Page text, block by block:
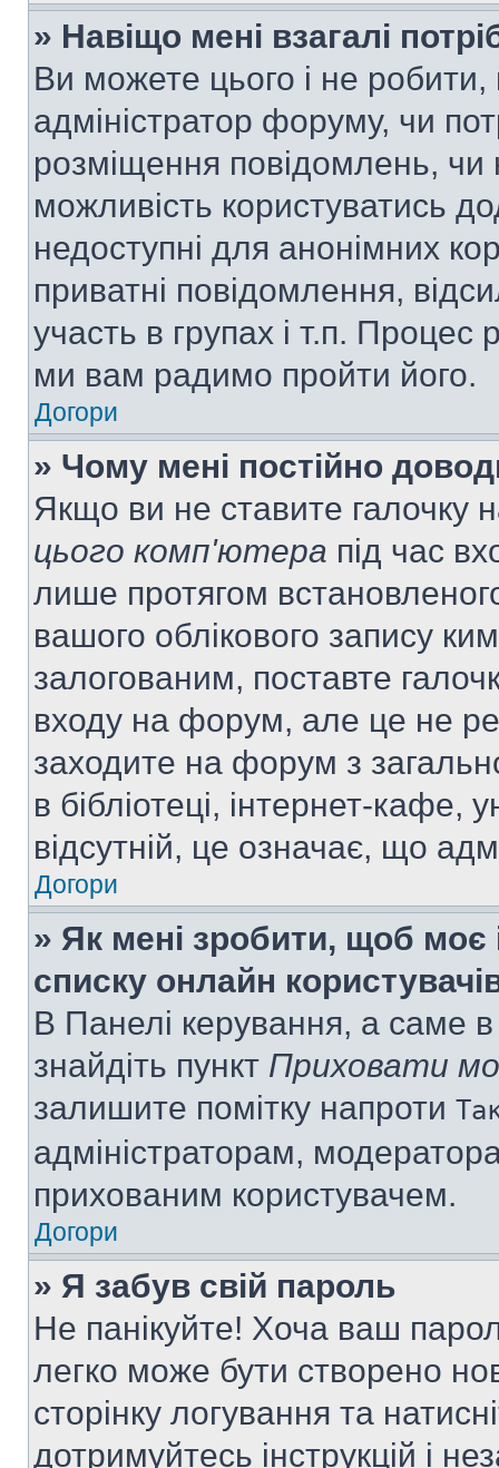
» Навіщо мені взагалі
Ви можете цього і не робити,
адміністратор форуму, чи
розміщення повідомлень, чи
можливість користуватись
недоступні для анонімних
приватні повідомлення,
участь в групах і т.п. Процес
ми вам радимо пройти його.
Догори
» Чому мені постійно
Якщо ви не ставите галочку
цього комп'ютера під час
лише протягом
вашого облікового запису
залогованим, поставте
входу на форум, але це не
заходите на форум з
в бібліотеці, інтернет-кафе,
відсутній, це означає, що
Догори
» Як мені зробити, щоб моє
списку онлайн
В Панелі керування, а саме
знайдіть пункт Приховати
залишите помітку напроти
адміністраторам,
прихованим користувачем.
Догори
» Я забув свій пароль
Не панікуйте! Хоча ваш
легко може бути створено
сторінку логування та
дотримуйтесь інструкцій і